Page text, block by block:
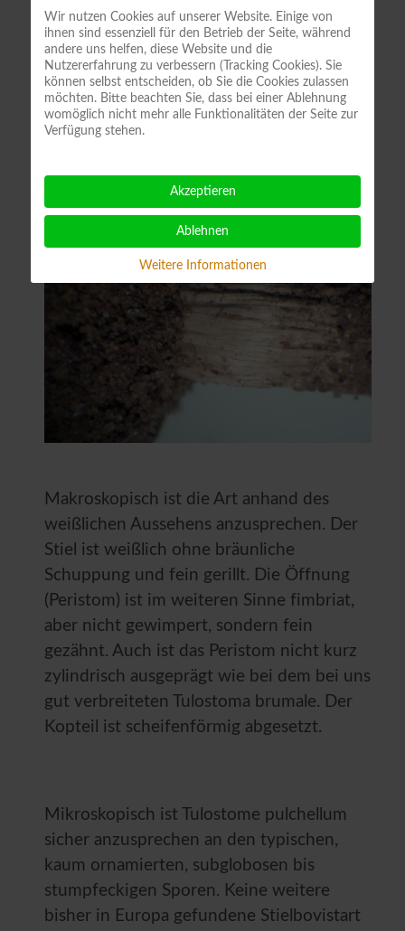
Makroskopisch ist die Art anhand des
weißlichen Aussehens anzusprechen. Der
Stiel ist weißlich ohne bräunliche
Schuppung und fein gerillt. Die Öffnung
(Peristom) ist im weiteren Sinne fimbriat,
aber nicht gewimpert, sondern fein
gezähnt. Auch ist das Peristom nicht kurz
zylindrisch ausgeprägt wie bei dem bei uns
gut verbreiteten Tulostoma brumale. Der
Kopteil ist scheifenförmig abgesetzt.
Mikroskopisch ist Tulostome pulchellum
sicher anzusprechen an den typischen,
kaum ornamierten, subglobosen bis
stumpfeckigen Sporen. Keine weitere
bisher in Europa gefundene Stielbovistart
Wir nutzen Cookies auf unserer Website. Einige von
ihnen sind essenziell für den Betrieb der Seite, während
andere uns helfen, diese Website und die
Nutzererfahrung zu verbessern (Tracking Cookies). Sie
können selbst entscheiden, ob Sie die Cookies zulassen
möchten. Bitte beachten Sie, dass bei einer Ablehnung
womöglich nicht mehr alle Funktionalitäten der Seite zur
Verfügung stehen.
Akzeptieren
Ablehnen
Weitere Informationen